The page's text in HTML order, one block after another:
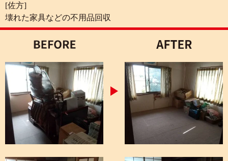
[佐方]
壊れた家具などの不用品回収